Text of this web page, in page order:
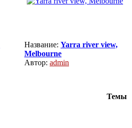
Название: Yarra river view,
Melbourne
Автор: admin
Темы